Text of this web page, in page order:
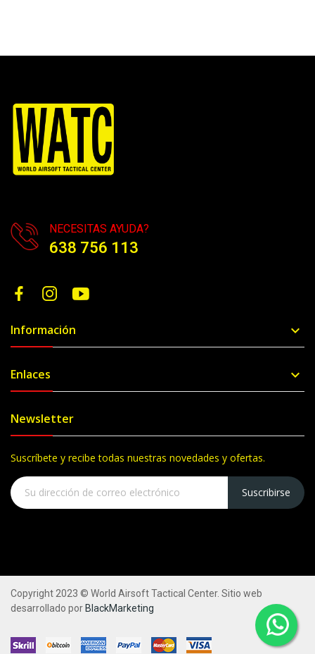
NECESITAS AYUDA?
638 756 113
Información 
Enlaces 
Newsletter
Suscríbete y recibe todas nuestras novedades y ofertas.
Suscribirse
Copyright 2023 © World Airsoft Tactical Center. Sitio web
desarrollado por BlackMarketing